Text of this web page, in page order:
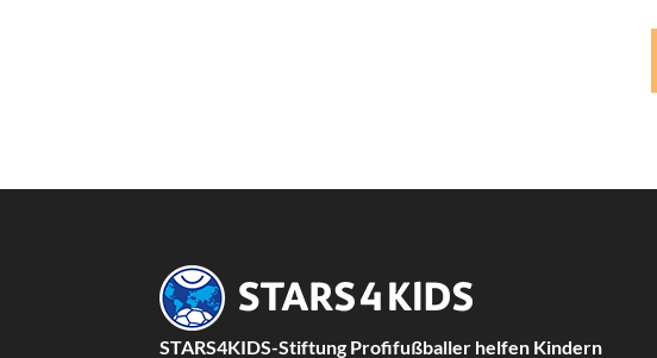
STARS4KIDS-Stiftung Profifußballer helfen Kindern